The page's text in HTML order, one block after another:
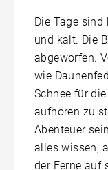
Die Tage sind
und kalt. Die
abgeworfen.
wie
Schnee für
aufhören zu
Abenteuer
alles wissen,
der Ferne auf